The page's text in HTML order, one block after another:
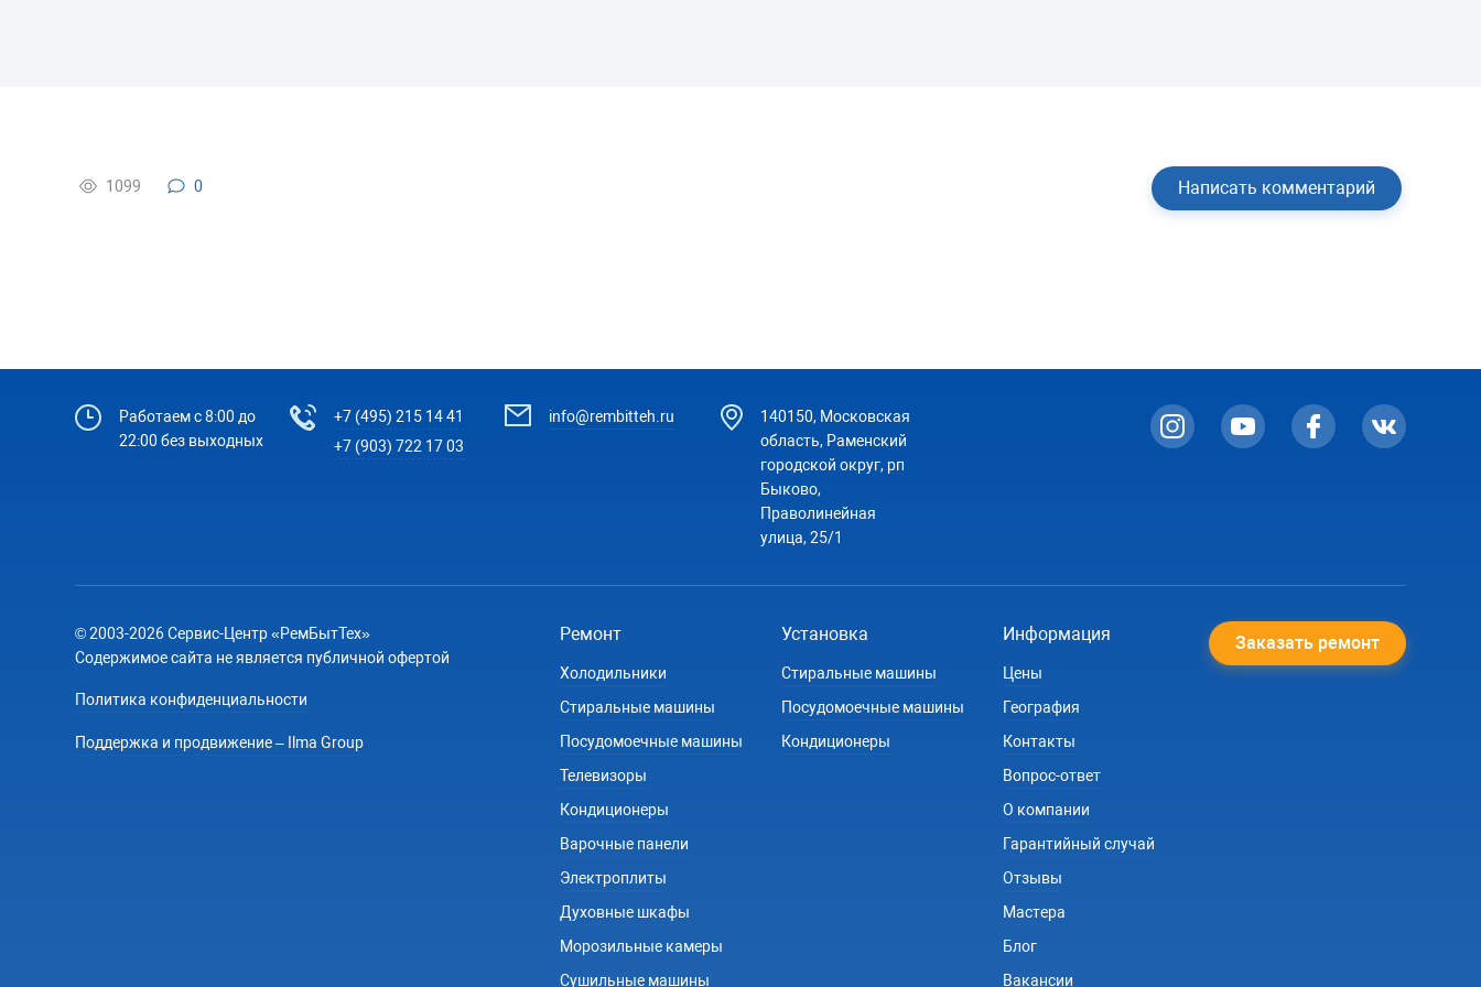
1099 0 Написать комментарий
Работаем с 8:00 до
22:00 без выходных
+7 (495) 215 14 41
+7 (903) 722 17 03
info@rembitteh.ru
140150, Московская
область, Раменский
городской округ, рп
Быково,
Праволинейная
улица, 25/1
© 2003-2026 Сервис-Центр «РемБытТех»
Содержимое сайта не является публичной офертой
Политика конфиденциальности
Поддержка и продвижение – Ilma Group
Ремонт
Холодильники
Стиральные машины
Посудомоечные машины
Телевизоры
Кондиционеры
Варочные панели
Электроплиты
Духовные шкафы
Морозильные камеры
Сушильные машины
Установка
Стиральные машины
Посудомоечные машины
Кондиционеры
Информация
Цены
География
Контакты
Вопрос-ответ
О компании
Гарантийный случай
Отзывы
Мастера
Блог
Вакансии
Заказать ремонт